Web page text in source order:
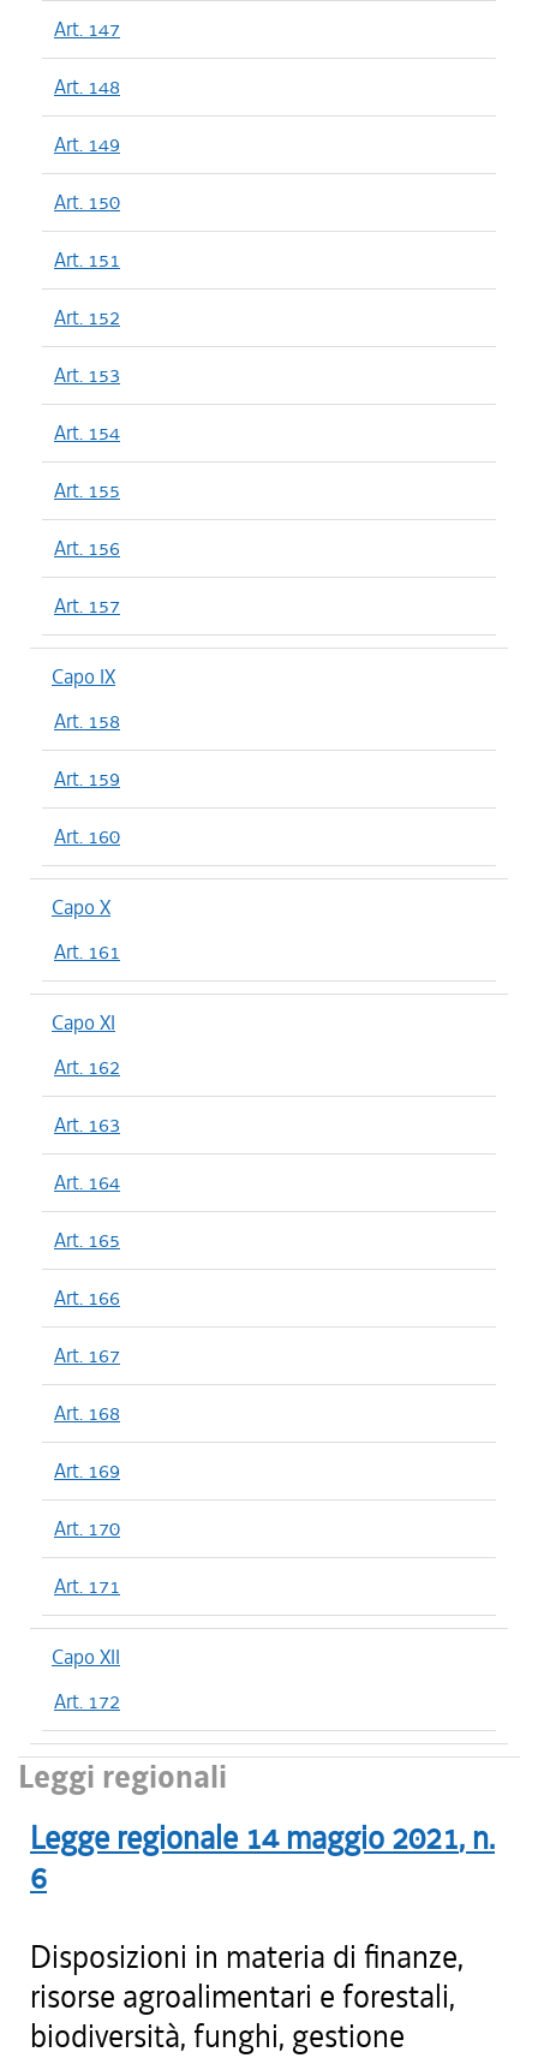
Art. 147
Art. 148
Art. 149
Art. 150
Art. 151
Art. 152
Art. 153
Art. 154
Art. 155
Art. 156
Art. 157
Capo IX
Art. 158
Art. 159
Art. 160
Capo X
Art. 161
Capo XI
Art. 162
Art. 163
Art. 164
Art. 165
Art. 166
Art. 167
Art. 168
Art. 169
Art. 170
Art. 171
Capo XII
Art. 172
Leggi regionali
Legge regionale 14 maggio 2021, n.
6
Disposizioni in materia di finanze,
risorse agroalimentari e forestali,
biodiversità, funghi, gestione